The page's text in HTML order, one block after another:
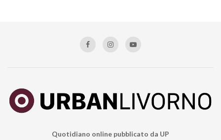
Quotidiano online pubblicato da UP